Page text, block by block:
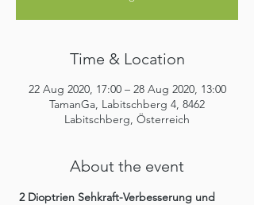
Time & Location
22 Aug 2020, 17:00 – 28 Aug 2020, 13:00
TamanGa, Labitschberg 4, 8462
Labitschberg, Österreich
About the event
2 Dioptrien Sehkraft-Verbesserung und